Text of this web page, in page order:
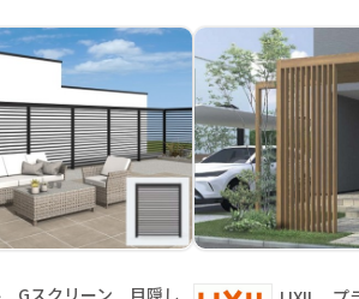
Gスクリーン 目隠し